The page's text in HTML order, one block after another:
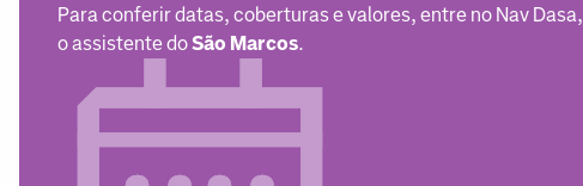
Para conferir datas, coberturas e valores, entre no Nav Dasa,
o assistente doSão Marcos.